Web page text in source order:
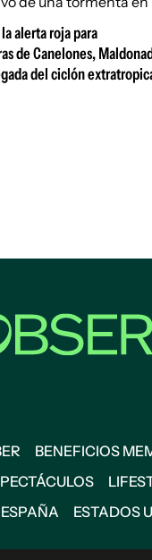
alerta roja para
de Canelones,
del ciclón
BENEFICIOS
ESPAÑA ESTADOS